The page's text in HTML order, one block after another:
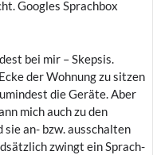
Googles Sprachbox
bei mir – Skepsis.
der Wohnung zu sitzen
die Geräte. Aber
mich auch zu den
an- bzw. ausschalten
zwingt ein Sprach-